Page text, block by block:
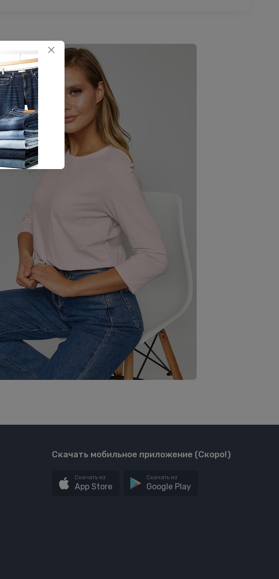
Скачать мобильное приложение (Скоро!)
Скачать из
App Store
Скачать из
Google Play